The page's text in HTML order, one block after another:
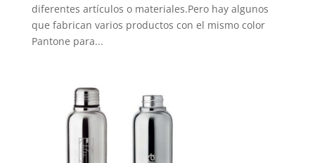
diferentes artículos o materiales.Pero hay algunos
que fabrican varios productos con el mismo color
Pantone para...